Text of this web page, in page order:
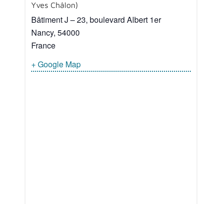
Yves Châlon)
Bâtiment J – 23, boulevard Albert 1er
Nancy, 54000
France
+ Google Map